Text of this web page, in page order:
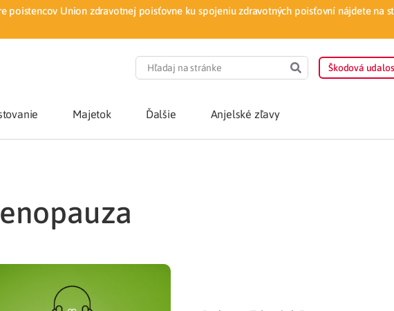
poistencov Union zdravotnej poisťovne ku spojeniu zdravotných poisťovní nájdete na
Škodová
Zmena zdravotnej poisťovne
Poistenie novorodenca v pohodlí domova
Majetok Ďalšie Anjelské zľavy
menopauza